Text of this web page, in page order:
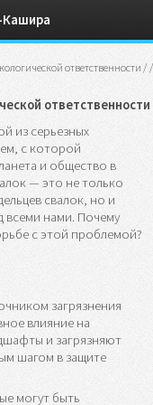
ответственности / /
ответственности
из серьезных
с которой
и общество в
— это не только
свалок, но и
всеми нами. Почему
с этой проблемой?
загрязнения
влияние на
и загрязняют
шагом в защите
могут быть
Кашира